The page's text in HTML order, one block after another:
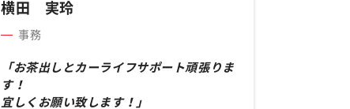
横田 実玲
事務
「お茶出しとカーライフサポート頑張りま
す！
宜しくお願い致します！」